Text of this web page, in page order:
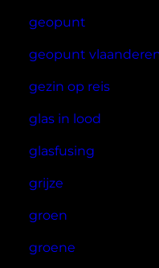
geopunt
geopunt
gezin op reis
glas in lood
glasfusing
grijze
groen
groene